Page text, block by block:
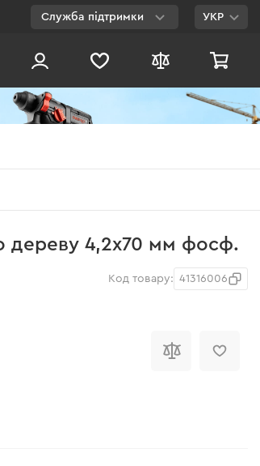
Служба підтримки
Viber
0 800 200 500
Безкоштовно по
УКР
дереву 4,2х70 мм фосф.
Код товару: 41316006